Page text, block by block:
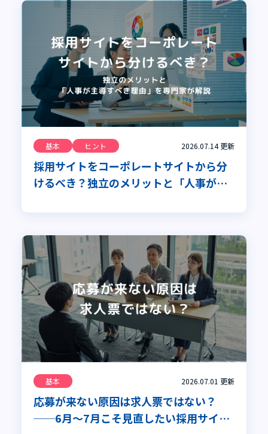
基本 ヒント 2026.07.14更新
採用サイトをコーポレートサイトから分
けるべき？独立のメリットと「人事が主
基本 2026.07.01 更新
応募が来ない原因は求人票ではない？
──6月～7月こそ見直したい採用サイト